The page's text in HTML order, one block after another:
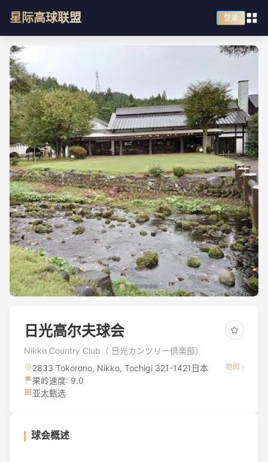
星际高球联盟 登录
日光高尔夫球会
Nikko Country Club（ 日光カンツリー倶楽部）
2833 Tokorono, Nikko, Tochigi 321-1421日本
地图 ›
果岭速度: 9.0
亚太甄选
球会概述